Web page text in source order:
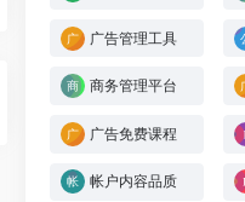
广告管理工具
商务管理平台
广告免费课程
帐户内容品质